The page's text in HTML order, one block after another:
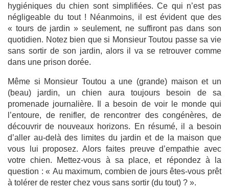
hygiéniques du chien sont simplifiées. Ce qui n’est pas
négligeable du tout ! Néanmoins, il est évident que des
« tours de jardin » seulement, ne suffiront pas dans son
quotidien. Notez bien que si Monsieur Toutou passe sa vie
sans sortir de son jardin, alors il va se retrouver comme
dans une prison dorée.
Même si Monsieur Toutou a une (grande) maison et un
(beau) jardin, un chien aura toujours besoin de sa
promenade journalière. Il a besoin de voir le monde qui
l’entoure, de renifler, de rencontrer des congénères, de
découvrir de nouveaux horizons. En résumé, il a besoin
d’aller au-delà des limites du jardin et de la maison que
vous lui proposez. Alors faites preuve d’empathie avec
votre chien. Mettez-vous à sa place, et répondez à la
question : « Au maximum, combien de jours êtes-vous prêt
à tolérer de rester chez vous sans sortir (du tout) ? ».